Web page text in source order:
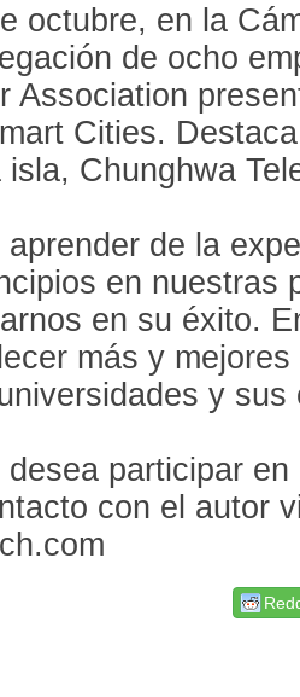
octubre, en la
de ocho
Association
Cities.
Chunghwa
de la
en nuestras
en su éxito.
más y
y
participar
con el autor